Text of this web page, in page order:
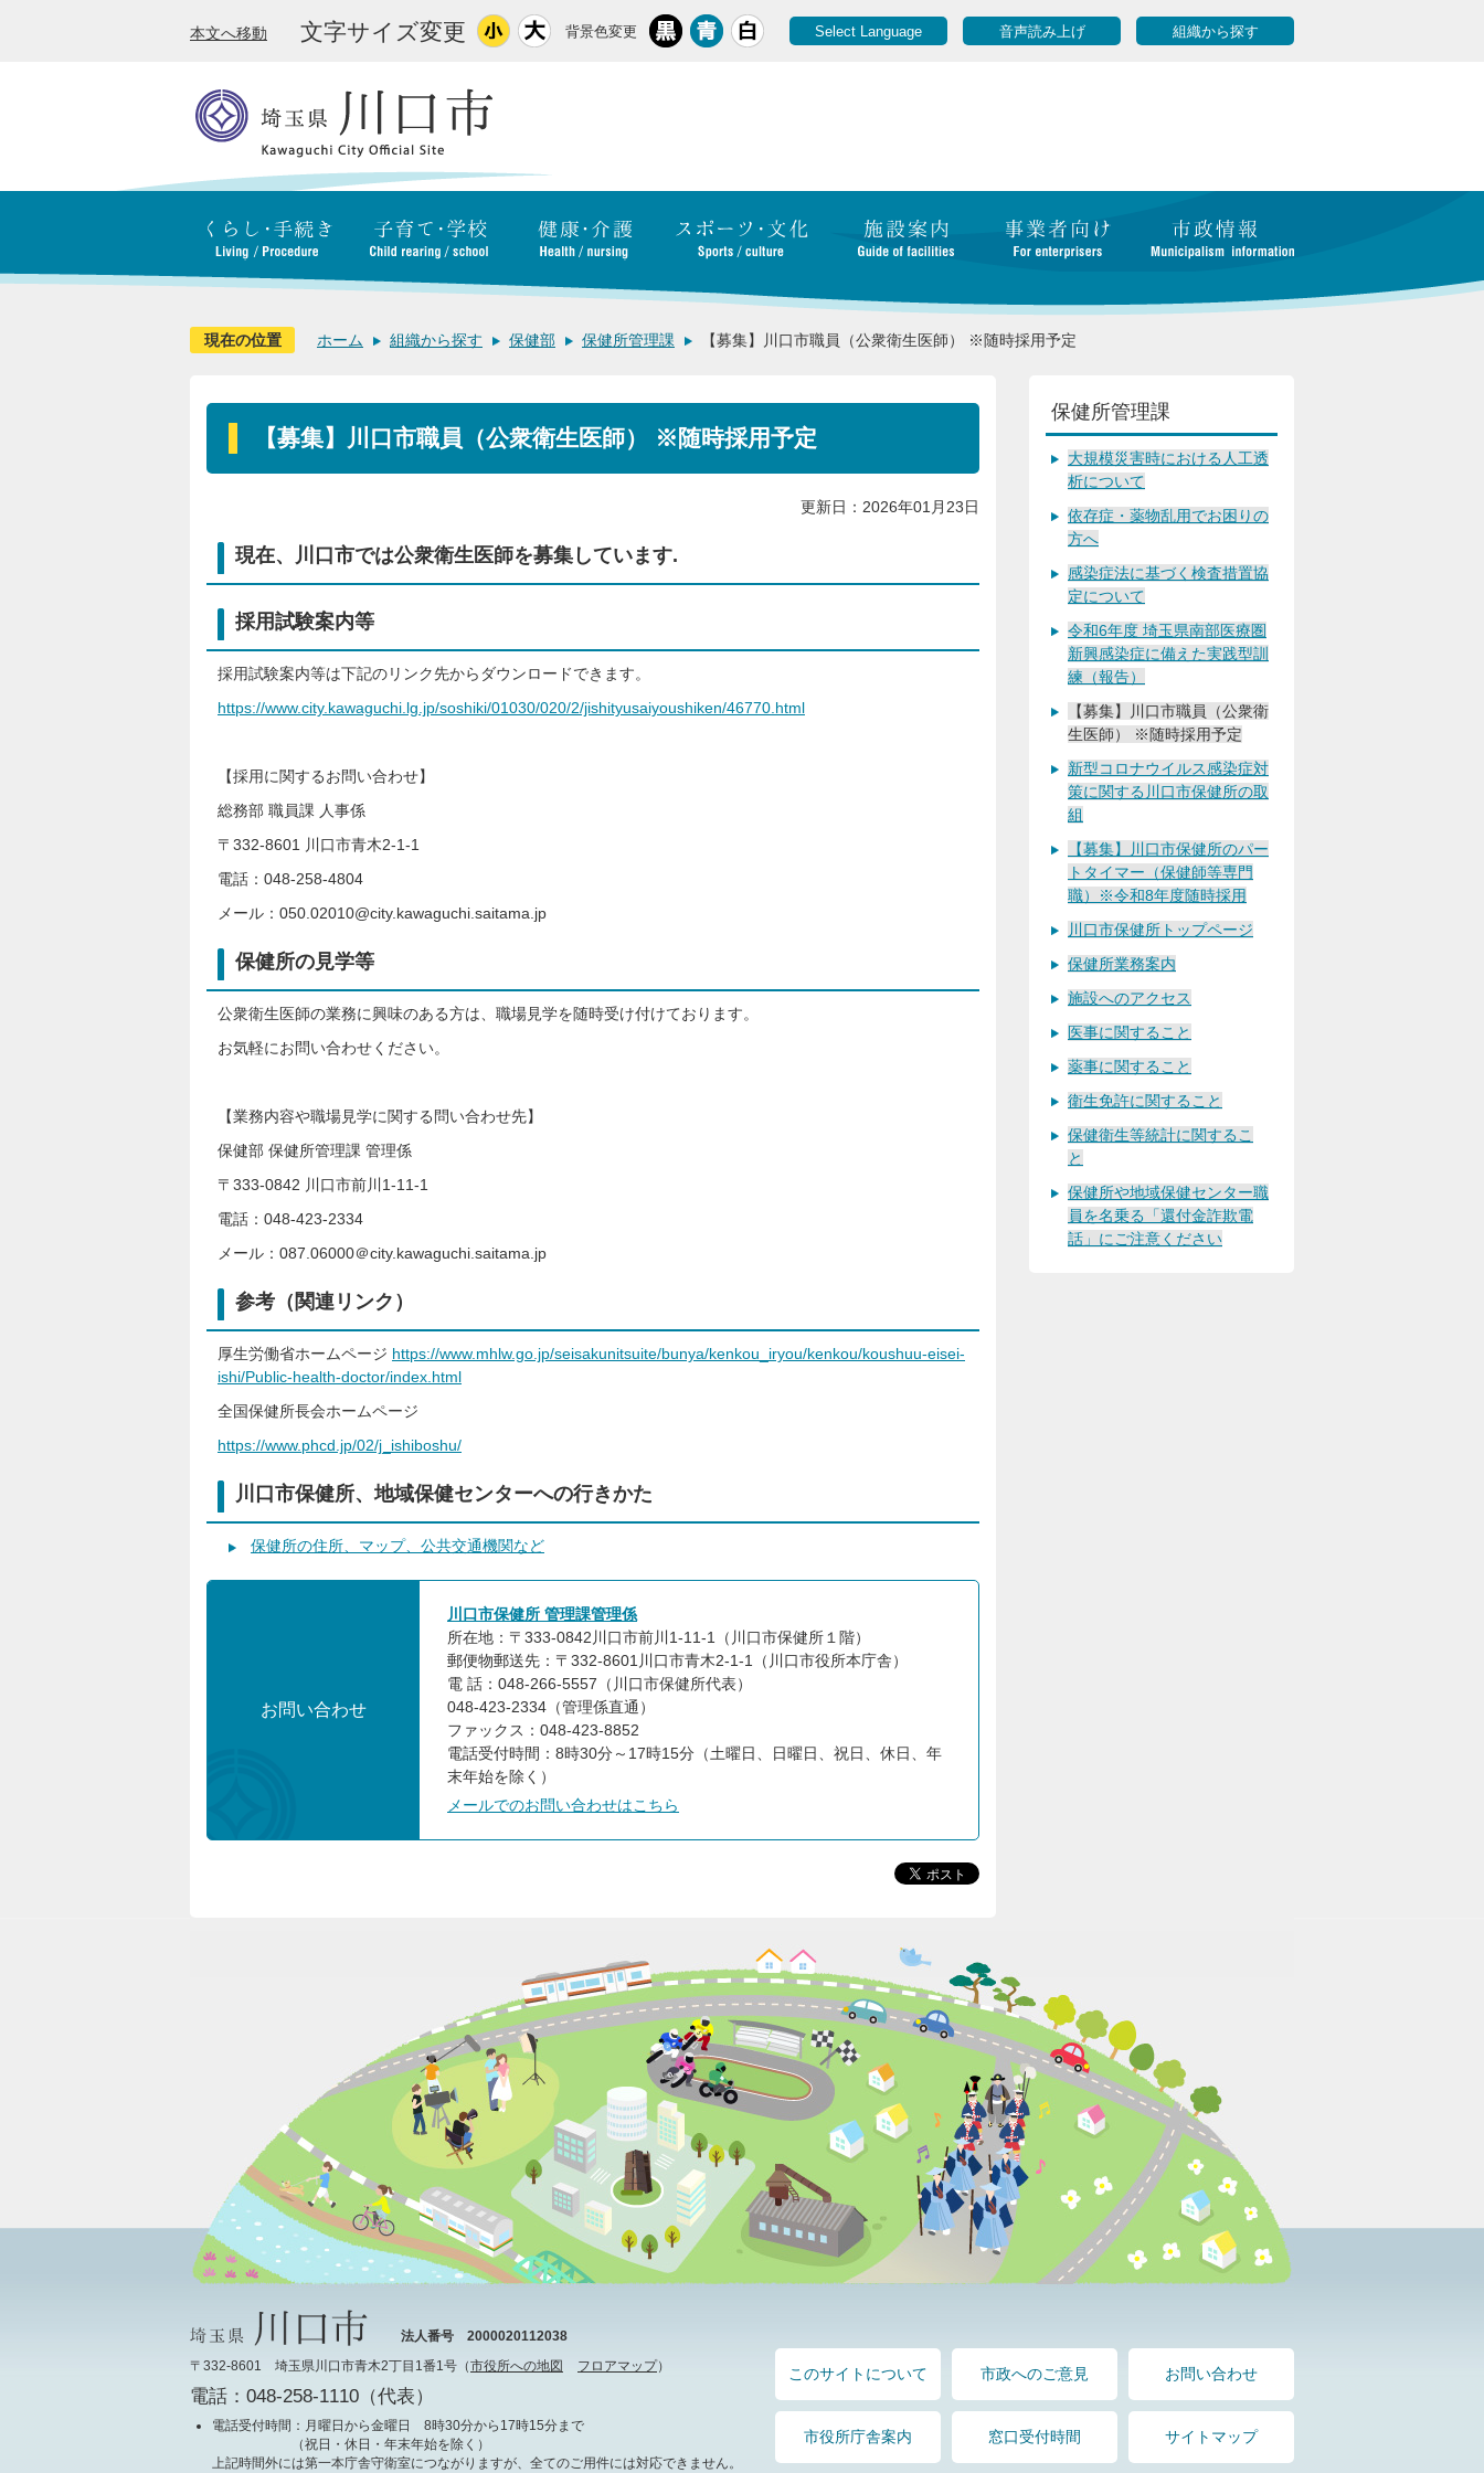
本文へ移動 文字サイズ変更 背景色変更 Select Language 音声読み上げ 組織から探す
現在の位置 ホーム 組織から探す 保健部 保健所管理課 【募集】川口市職員（公衆衛生医師） ※随時採用予定
【募集】川口市職員（公衆衛生医師） ※随時採用予定
更新日：2026年01月23日
現在、川口市では公衆衛生医師を募集しています.
採用試験案内等
採用試験案内等は下記のリンク先からダウンロードできます。
https://www.city.kawaguchi.lg.jp/soshiki/01030/020/2/jishityusaiyoushiken/46770.html
【採用に関するお問い合わせ】
総務部 職員課 人事係
〒332-8601 川口市青木2-1-1
電話：048-258-4804
メール：050.02010@city.kawaguchi.saitama.jp
保健所の見学等
公衆衛生医師の業務に興味のある方は、職場見学を随時受け付けております。
お気軽にお問い合わせください。
【業務内容や職場見学に関する問い合わせ先】
保健部 保健所管理課 管理係
〒333-0842 川口市前川1-11-1
電話：048-423-2334
メール：087.06000＠city.kawaguchi.saitama.jp
参考（関連リンク）
厚生労働省ホームページ https://www.mhlw.go.jp/seisakunitsuite/bunya/kenkou_iryou/kenkou/koushuu-eisei-
ishi/Public-health-doctor/index.html
全国保健所長会ホームページ
https://www.phcd.jp/02/j_ishiboshu/
川口市保健所、地域保健センターへの行きかた
保健所の住所、マップ、公共交通機関など
お問い合わせ
川口市保健所 管理課管理係
所在地：〒333-0842川口市前川1-11-1（川口市保健所１階）
郵便物郵送先：〒332-8601川口市青木2-1-1（川口市役所本庁舎）
電 話：048-266-5557（川口市保健所代表）
048-423-2334（管理係直通）
ファックス：048-423-8852
電話受付時間：8時30分～17時15分（土曜日、日曜日、祝日、休日、年
末年始を除く）
メールでのお問い合わせはこちら
保健所管理課
大規模災害時における人工透
析について
依存症・薬物乱用でお困りの
方へ
感染症法に基づく検査措置協
定について
令和6年度 埼玉県南部医療圏
新興感染症に備えた実践型訓
練（報告）
【募集】川口市職員（公衆衛
生医師） ※随時採用予定
新型コロナウイルス感染症対
策に関する川口市保健所の取
組
【募集】川口市保健所のパー
トタイマー（保健師等専門
職）※令和8年度随時採用
川口市保健所トップページ
保健所業務案内
施設へのアクセス
医事に関すること
薬事に関すること
衛生免許に関すること
保健衛生等統計に関するこ
と
保健所や地域保健センター職
員を名乗る「還付金詐欺電
話」にご注意ください
法人番号 2000020112038
〒332-8601 埼玉県川口市青木2丁目1番1号（市役所への地図 フロアマップ）
電話：048-258-1110（代表）
電話受付時間 ：月曜日から金曜日 8時30分から17時15分まで
（祝日・休日・年末年始を除く）
上記時間外には第一本庁舎守衛室につながりますが、全てのご用件には対応できません。
このサイトについて 市政へのご意見 お問い合わせ
市役所庁舎案内 窓口受付時間 サイトマップ